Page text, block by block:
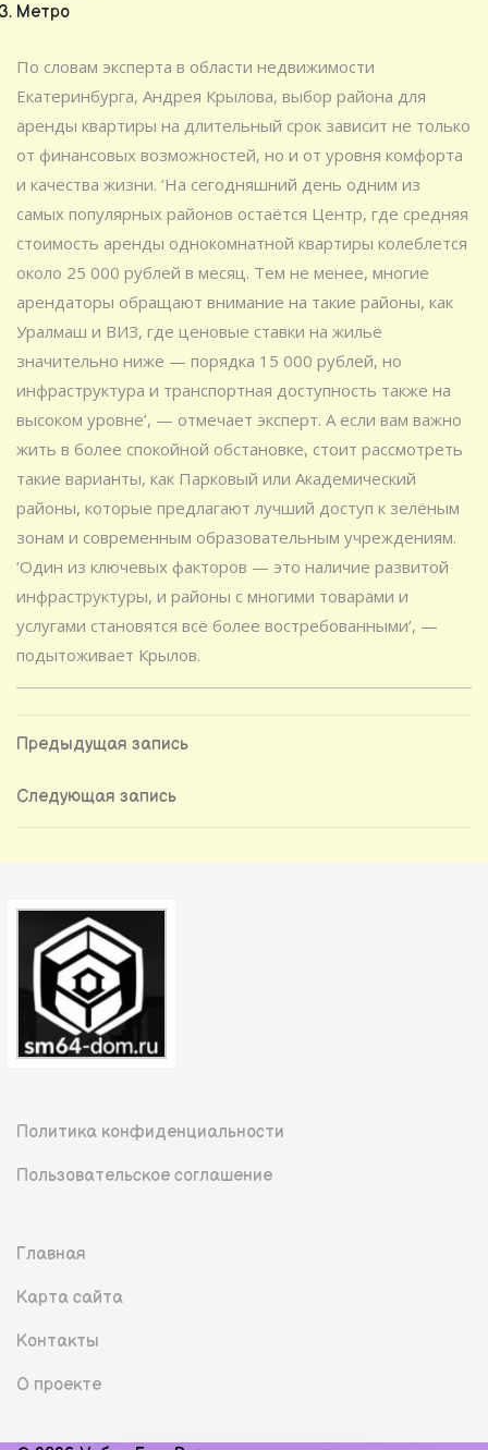
Метро
По словам эксперта в области недвижимости
Екатеринбурга, Андрея Крылова, выбор района для
аренды квартиры на длительный срок зависит не только
от финансовых возможностей, но и от уровня комфорта
и качества жизни. ‘На сегодняшний день одним из
самых популярных районов остаётся Центр, где средняя
стоимость аренды однокомнатной квартиры колеблется
около 25 000 рублей в месяц. Тем не менее, многие
арендаторы обращают внимание на такие районы, как
Уралмаш и ВИЗ, где ценовые ставки на жильё
значительно ниже — порядка 15 000 рублей, но
инфраструктура и транспортная доступность также на
высоком уровне’, — отмечает эксперт. А если вам важно
жить в более спокойной обстановке, стоит рассмотреть
такие варианты, как Парковый или Академический
районы, которые предлагают лучший доступ к зелёным
зонам и современным образовательным учреждениям.
‘Один из ключевых факторов — это наличие развитой
инфраструктуры, и районы с многими товарами и
услугами становятся всё более востребованными’, —
подытоживает Крылов.
Навигация
по
Предыдущая
Предыдущая запись
Следующая
Следующая запись
Политика конфиденциальности
Пользовательское соглашение
Главная
Карта сайта
Контакты
О проекте